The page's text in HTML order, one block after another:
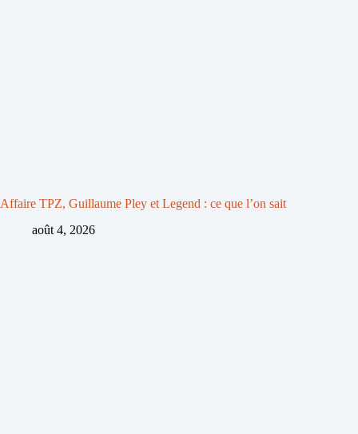
Affaire TPZ, Guillaume Pley et Legend : ce que l’on sait
août 4, 2026